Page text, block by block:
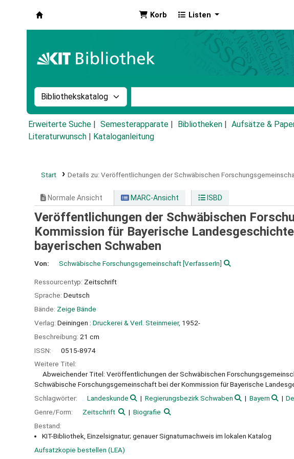
Korb Listen
Suche im Katalog nach:
Erweiterte Suche Semesterapparate Bibliotheken Aufsätze &
Literaturwunsch
Kataloganleitung
Start Details zu: Veröffentlichungen der Schwäbischen
Normale Ansicht MARC-Ansicht ISBD
Veröffentlichungen der Schwäbischen
Kommission für Bayerische
bayerischen Schwaben
Von: Schwäbische Forschungsgemeinschaft[VerfasserIn]
Ressourcentyp: Zeitschrift
Sprache: Deutsch
Bände: Zeige Bände
Verlag: Deiningen : Druckerei & Verl. Steinmeier, 1952-
Beschreibung: 21 cm
ISSN:
0515-8974
Weitere Titel:
Abweichender Titel: Veröffentlichungen der Schwäbischen
Schwäbische Forschungsgemeinschaft bei der Kommission für Bayerische
Schlagwörter:
Landeskunde Regierungsbezirk Schwaben Bayern
Genre/Form:
Zeitschrift
Biografie
Bestand:
KIT-Bibliothek, Einzelsignatur; genauer Signaturnachweis im lokalen Katalog
Aufsatzkopie bestellen (LEA)